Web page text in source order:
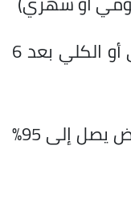
إمكانية الاسترداد الجزئي أو الكلي بعد 6
إمكانية الحصول على قرض يصل إلى 95%